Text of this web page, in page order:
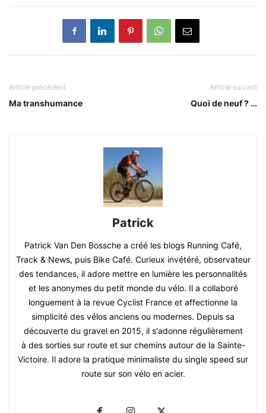
Article précédent
Ma transhumance
Article suivant
Quoi de neuf ? …
Patrick
Patrick Van Den Bossche a créé les blogs Running Café,
Track & News, puis Bike Café. Curieux invétéré, observateur
des tendances, il adore mettre en lumière les personnalités
et les anonymes du petit monde du vélo. Il a collaboré
longuement à la revue Cyclist France et affectionne la
simplicité des vélos anciens ou modernes. Depuis sa
découverte du gravel en 2015, il s'adonne régulièrement
à des sorties sur route et sur chemins autour de la Sainte-
Victoire. Il adore la pratique minimaliste du single speed sur
route sur son vélo en acier.